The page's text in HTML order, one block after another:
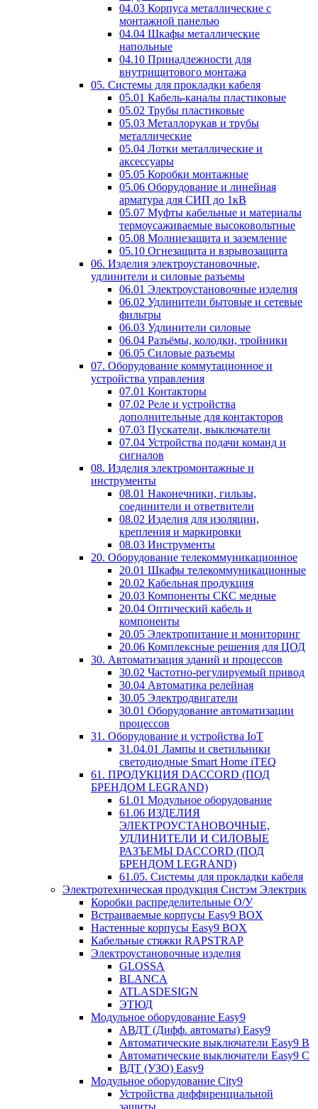
04.03 Корпуса металлические с
монтажной панелью
04.04 Шкафы металлические
напольные
04.10 Принадлежности для
внутрищитового монтажа
05. Системы для прокладки кабеля
05.01 Кабель-каналы пластиковые
05.02 Трубы пластиковые
05.03 Металлорукав и трубы
металлические
05.04 Лотки металлические и
аксессуары
05.05 Коробки монтажные
05.06 Оборудование и линейная
арматура для СИП до 1кВ
05.07 Муфты кабельные и материалы
термоусаживаемые высоковольтные
05.08 Молниезащита и заземление
05.10 Огнезащита и взрывозащита
06. Изделия электроустановочные,
удлинители и силовые разъемы
06.01 Электроустановочные изделия
06.02 Удлинители бытовые и сетевые
фильтры
06.03 Удлинители силовые
06.04 Разъёмы, колодки, тройники
06.05 Силовые разъемы
07. Оборудование коммутационное и
устройства управления
07.01 Контакторы
07.02 Реле и устройства
дополнительные для контакторов
07.03 Пускатели, выключатели
07.04 Устройства подачи команд и
сигналов
08. Изделия электромонтажные и
инструменты
08.01 Наконечники, гильзы,
соединители и ответвители
08.02 Изделия для изоляции,
крепления и маркировки
08.03 Инструменты
20. Оборудование телекоммуникационное
20.01 Шкафы телекоммуникационные
20.02 Кабельная продукция
20.03 Компоненты СКС медные
20.04 Оптический кабель и
компоненты
20.05 Электропитание и мониторинг
20.06 Комплексные решения для ЦОД
30. Автоматизация зданий и процессов
30.02 Частотно-регулируемый привод
30.04 Автоматика релейная
30.05 Электродвигатели
30.01 Оборудование автоматизации
процессов
31. Оборудование и устройства IoT
31.04.01 Лампы и светильники
светодиодные Smart Home iTEQ
61. ПРОДУКЦИЯ DACCORD (ПОД
БРЕНДОМ LEGRAND)
61.01 Модульное оборудование
61.06 ИЗДЕЛИЯ
ЭЛЕКТРОУСТАНОВОЧНЫЕ,
УДЛИНИТЕЛИ И СИЛОВЫЕ
РАЗЪЕМЫ DACCORD (ПОД
БРЕНДОМ LEGRAND)
61.05. Системы для прокладки кабеля
Электротехническая продукция Систэм Электрик
Коробки распределительные О/У
Встраиваемые корпусы Easy9 BOX
Настенные корпусы Easy9 BOX
Кабельные стяжки RAPSTRAP
Электроустановочные изделия
GLOSSA
BLANCA
ATLASDESIGN
ЭТЮД
Модульное оборудование Easy9
АВДТ (Дифф. автоматы) Easy9
Автоматические выключатели Easy9 В
Автоматические выключатели Easy9 С
ВДТ (УЗО) Easy9
Модульное оборудование City9
Устройства диффиренциальной
защиты